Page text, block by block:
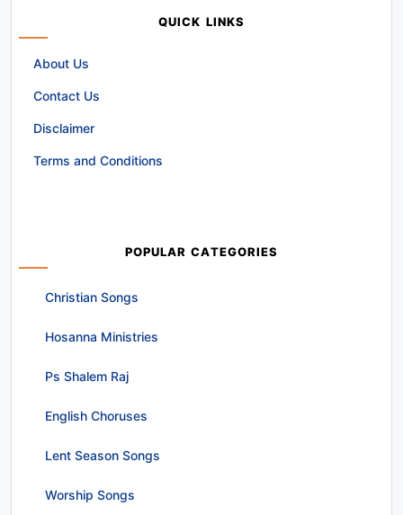
QUICK LINKS
About Us
Contact Us
Disclaimer
Terms and Conditions
POPULAR CATEGORIES
Christian Songs
Hosanna Ministries
Ps Shalem Raj
English Choruses
Lent Season Songs
Worship Songs